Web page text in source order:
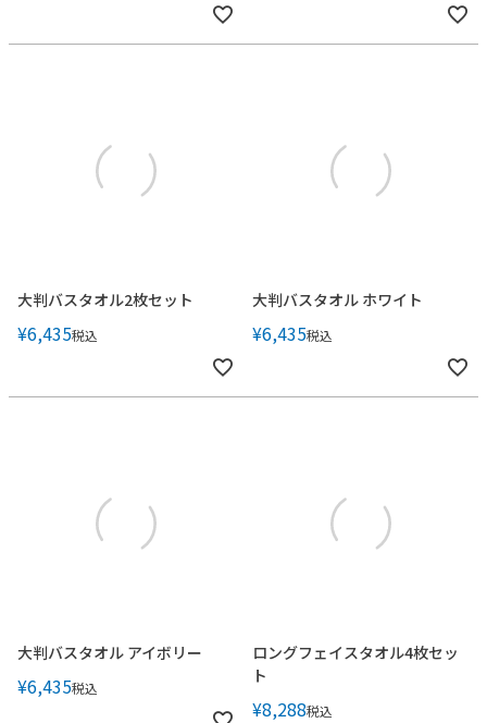
大判バスタオル2枚セット
¥6,435税込
大判バスタオル ホワイト
¥6,435税込
大判バスタオル アイボリー
¥6,435税込
ロングフェイスタオル4枚セッ
ト
¥8,288税込